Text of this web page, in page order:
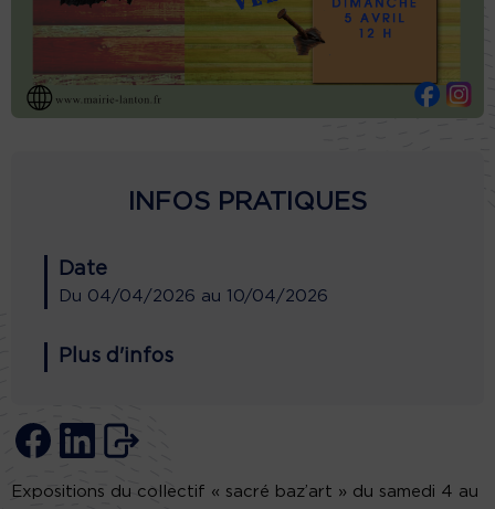
INFOS PRATIQUES
Date
Du 04/04/2026 au 10/04/2026
Plus d'infos
Expositions du collectif « sacré baz’art » du samedi 4 au